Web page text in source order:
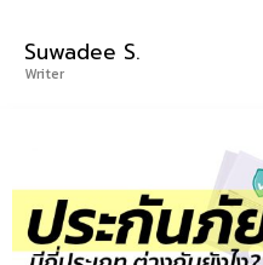
Suwadee S.
Writer